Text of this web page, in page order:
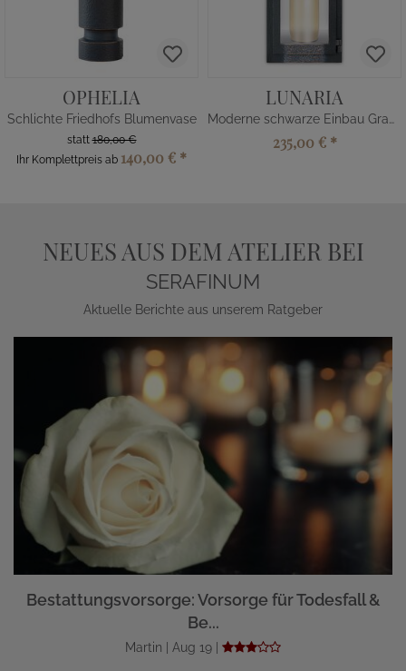
OPHELIA
Schlichte Friedhofs Blumenvase
statt180,00 €
Ihr Komplettpreis ab 140,00 € *
LUNARIA
Moderne schwarze Einbau Grablaterne
235,00 € *
NEUES AUS DEM ATELIER BEI
SERAFINUM
Aktuelle Berichte aus unserem Ratgeber
Bestattungsvorsorge: Vorsorge für Todesfall &
Be...
Martin | Aug 19 |